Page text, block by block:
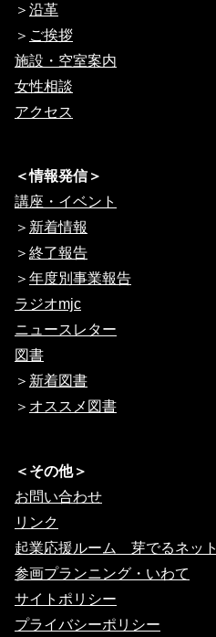
＞ 沿革
＞ ご挨拶
施設・空室案内
女性相談
アクセス
＜情報発信＞
講座・イベント
＞ 新着情報
＞ 終了報告
＞ 年度別事業報告
ラジオmjc
ニュースレター
図書
＞ 新着図書
＞ オススメ図書
＜その他＞
お問い合わせ
リンク
起業応援ルーム 芽でるネット
参画プランニング・いわて
サイトポリシー
プライバシーポリシー